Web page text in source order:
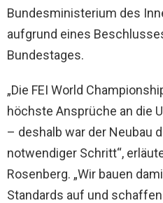
Bundesministerium des
aufgrund eines
Bundestages.
„Die FEI World
höchste Ansprüche an die
– deshalb war der Neubau
notwendiger Schritt“,
Rosenberg. „Wir bauen
Standards auf und